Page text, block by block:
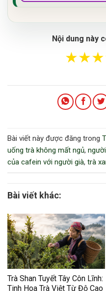
Nội dung này
★★★
Bài viết này được đăng trong
uống trà không mất ngủ,
của cafein với người già, trà
Bài viết khác:
Trà Shan Tuyết Tây Côn Lĩnh:
Tinh Hoa Trà Việt Từ Độ Cao